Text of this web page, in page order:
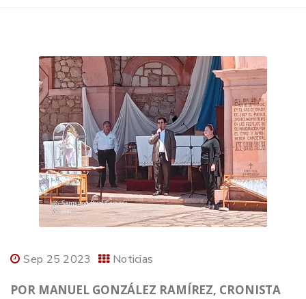
Sep 25 2023 Noticias
POR MANUEL GONZÁLEZ RAMÍREZ, CRONISTA